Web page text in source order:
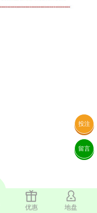
优惠 地盘
投注
留言